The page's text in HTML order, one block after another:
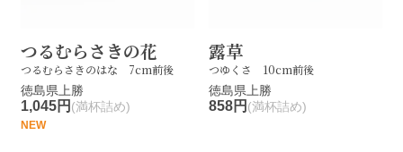
つるむらさきの花
つるむらさきのはな 7cm前後
徳島県上勝
1,045円 (満杯詰め)
NEW
露草
つゆくさ 10cm前後
徳島県上勝
858円 (満杯詰め)